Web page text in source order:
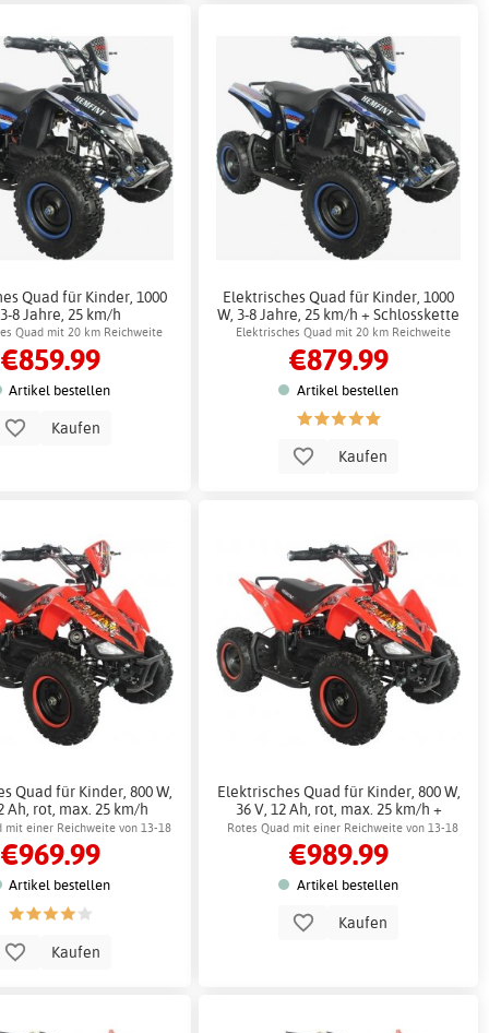
Quad für Kinder, 1000
8 Jahre, 25 km/h
Quad mit 20 km Reichweite
€859.99
Artikel bestellen
Kaufen
Elektrisches Quad für Kinder, 1000
W, 3-8 Jahre, 25 km/h + Schlosskette
Elektrisches Quad mit 20 km Reichweite
€879.99
Artikel bestellen
Kaufen
Quad für Kinder, 800 W,
Ah, rot, max. 25 km/h
mit einer Reichweite von 13-18
km
€969.99
Artikel bestellen
Kaufen
Elektrisches Quad für Kinder, 800 W,
36 V, 12 Ah, rot, max. 25 km/h +
Schlosskette
Rotes Quad mit einer Reichweite von 13-18
km
€989.99
Artikel bestellen
Kaufen